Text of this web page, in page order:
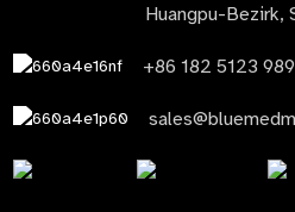
Huangpu-Bezirk,
+86 182 5123